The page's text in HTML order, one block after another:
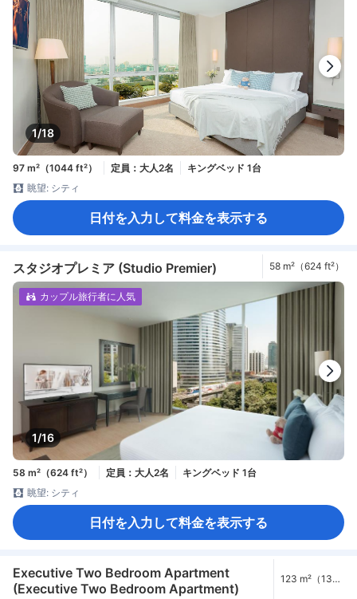
1/18
97 m²（1044 ft²） 定員：大人2名
キングベッド 1台
眺望: シティ
日付を入力して料金を表示する
スタジオプレミア (Studio Premier) 58 m²（624 ft²）
1/16
カップル旅行者に人気
58 m²（624 ft²） 定員：大人2名
キングベッド 1台
眺望: シティ
日付を入力して料金を表示する
Executive Two Bedroom Apartment
(Executive Two Bedroom Apartment)
123 m²（1324